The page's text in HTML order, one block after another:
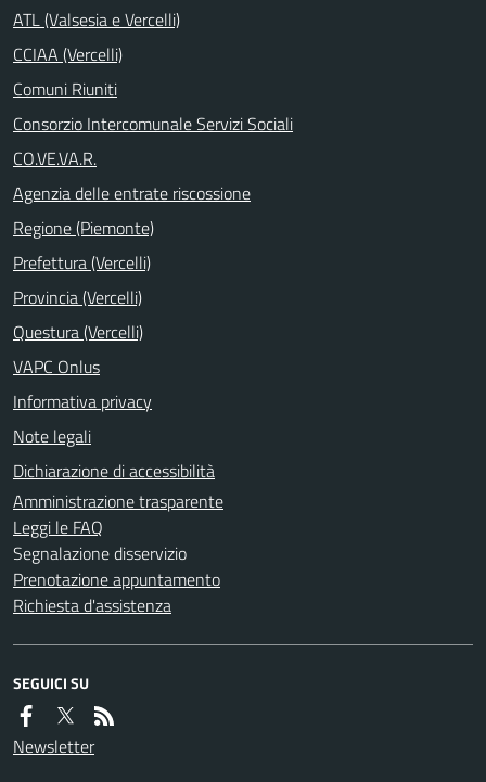
ATL (Valsesia e Vercelli)
CCIAA (Vercelli)
Comuni Riuniti
Consorzio Intercomunale Servizi Sociali
CO.VE.VA.R.
Agenzia delle entrate riscossione
Regione (Piemonte)
Prefettura (Vercelli)
Provincia (Vercelli)
Questura (Vercelli)
VAPC Onlus
Informativa privacy
Note legali
Dichiarazione di accessibilità
Amministrazione trasparente
Leggi le FAQ
Segnalazione disservizio
Prenotazione appuntamento
Richiesta d'assistenza
SEGUICI SU
Newsletter